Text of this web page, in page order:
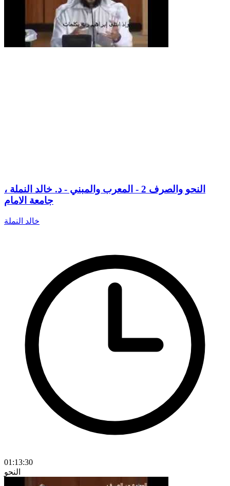
النحو والصرف 2 - المعرب والمبني - د. خالد النملة ،
جامعة الامام
خالد النملة
01:13:30
النحو